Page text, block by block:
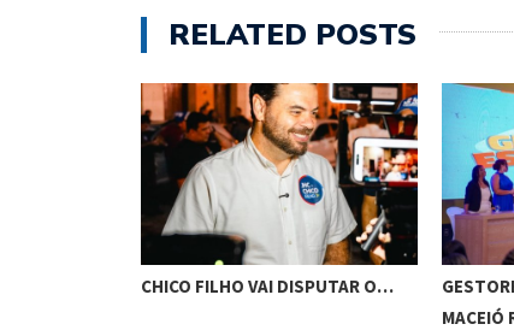
RELATED POSTS
CHICO FILHO VAI DISPUTAR O…
MACEIÓ